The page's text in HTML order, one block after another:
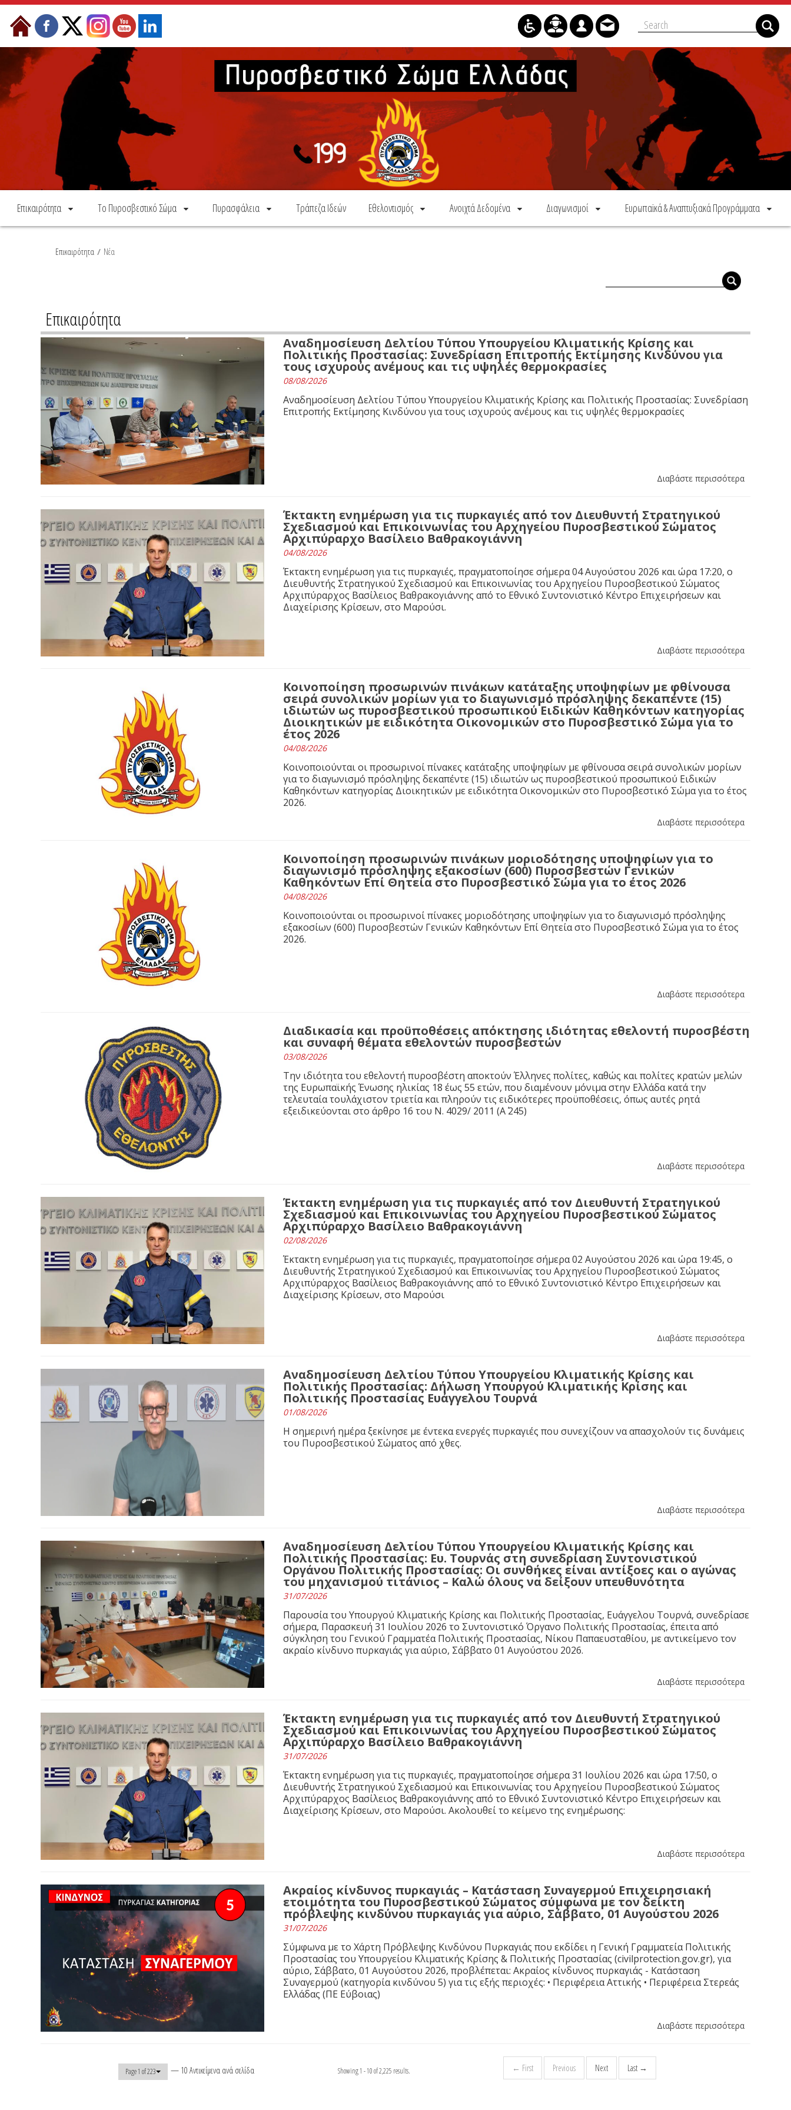
Skip to Content
Επικαιρότητα Το Πυροσβεστικό Σώμα Πυρασφάλεια Τράπεζα Ιδεών Εθελοντισμός Ανοιχτά Δεδομένα Διαγωνισμοί Ευρωπαϊκά & Αναπτυξιακά Προγράμματα
Επικαιρότητα / Νέα
Επικαιρότητα
Αναδημοσίευση Δελτίου Τύπου Υπουργείου Κλιματικής Κρίσης και
Πολιτικής Προστασίας: Συνεδρίαση Επιτροπής Εκτίμησης Κινδύνου για
τους ισχυρούς ανέμους και τις υψηλές θερμοκρασίες
08/08/2026
Αναδημοσίευση Δελτίου Τύπου Υπουργείου Κλιματικής Κρίσης και Πολιτικής Προστασίας: Συνεδρίαση
Επιτροπής Εκτίμησης Κινδύνου για τους ισχυρούς ανέμους και τις υψηλές θερμοκρασίες
Διαβάστε περισσότερα
Έκτακτη ενημέρωση για τις πυρκαγιές από τον Διευθυντή Στρατηγικού
Σχεδιασμού και Επικοινωνίας του Αρχηγείου Πυροσβεστικού Σώματος
Αρχιπύραρχο Βασίλειο Βαθρακογιάννη
04/08/2026
Έκτακτη ενημέρωση για τις πυρκαγιές, πραγματοποίησε σήμερα 04 Αυγούστου 2026 και ώρα 17:20, ο
Διευθυντής Στρατηγικού Σχεδιασμού και Επικοινωνίας του Αρχηγείου Πυροσβεστικού Σώματος
Αρχιπύραρχος Βασίλειος Βαθρακογιάννης από το Εθνικό Συντονιστικό Κέντρο Επιχειρήσεων και
Διαχείρισης Κρίσεων, στο Μαρούσι.
Διαβάστε περισσότερα
Κοινοποίηση προσωρινών πινάκων κατάταξης υποψηφίων με φθίνουσα
σειρά συνολικών μορίων για το διαγωνισμό πρόσληψης δεκαπέντε (15)
ιδιωτών ως πυροσβεστικού προσωπικού Ειδικών Καθηκόντων κατηγορίας
Διοικητικών με ειδικότητα Οικονομικών στο Πυροσβεστικό Σώμα για το
έτος 2026
04/08/2026
Κοινοποιούνται οι προσωρινοί πίνακες κατάταξης υποψηφίων με φθίνουσα σειρά συνολικών μορίων
για το διαγωνισμό πρόσληψης δεκαπέντε (15) ιδιωτών ως πυροσβεστικού προσωπικού Ειδικών
Καθηκόντων κατηγορίας Διοικητικών με ειδικότητα Οικονομικών στο Πυροσβεστικό Σώμα για το έτος
2026.
Διαβάστε περισσότερα
Κοινοποίηση προσωρινών πινάκων μοριοδότησης υποψηφίων για το
διαγωνισμό πρόσληψης εξακοσίων (600) Πυροσβεστών Γενικών
Καθηκόντων Επί Θητεία στο Πυροσβεστικό Σώμα για το έτος 2026
04/08/2026
Κοινοποιούνται οι προσωρινοί πίνακες μοριοδότησης υποψηφίων για το διαγωνισμό πρόσληψης
εξακοσίων (600) Πυροσβεστών Γενικών Καθηκόντων Επί Θητεία στο Πυροσβεστικό Σώμα για το έτος
2026.
Διαβάστε περισσότερα
Διαδικασία και προϋποθέσεις απόκτησης ιδιότητας εθελοντή πυροσβέστη
και συναφή θέματα εθελοντών πυροσβεστών
03/08/2026
Την ιδιότητα του εθελοντή πυροσβέστη αποκτούν Έλληνες πολίτες, καθώς και πολίτες κρατών μελών
της Ευρωπαϊκής Ένωσης ηλικίας 18 έως 55 ετών, που διαμένουν μόνιμα στην Ελλάδα κατά την
τελευταία τουλάχιστον τριετία και πληρούν τις ειδικότερες προϋποθέσεις, όπως αυτές ρητά
εξειδικεύονται στο άρθρο 16 του N. 4029/ 2011 (Α΄ 245)
Διαβάστε περισσότερα
Έκτακτη ενημέρωση για τις πυρκαγιές από τον Διευθυντή Στρατηγικού
Σχεδιασμού και Επικοινωνίας του Αρχηγείου Πυροσβεστικού Σώματος
Αρχιπύραρχο Βασίλειο Βαθρακογιάννη
02/08/2026
Έκτακτη ενημέρωση για τις πυρκαγιές, πραγματοποίησε σήμερα 02 Αυγούστου 2026 και ώρα 19:45, ο
Διευθυντής Στρατηγικού Σχεδιασμού και Επικοινωνίας του Αρχηγείου Πυροσβεστικού Σώματος
Αρχιπύραρχος Βασίλειος Βαθρακογιάννης από το Εθνικό Συντονιστικό Κέντρο Επιχειρήσεων και
Διαχείρισης Κρίσεων, στο Μαρούσι
Διαβάστε περισσότερα
Αναδημοσίευση Δελτίου Τύπου Υπουργείου Κλιματικής Κρίσης και
Πολιτικής Προστασίας: Δήλωση Υπουργού Κλιματικής Κρίσης και
Πολιτικής Προστασίας Ευάγγελου Τουρνά
01/08/2026
Η σημερινή ημέρα ξεκίνησε με έντεκα ενεργές πυρκαγιές που συνεχίζουν να απασχολούν τις δυνάμεις
του Πυροσβεστικού Σώματος από χθες.
Διαβάστε περισσότερα
Αναδημοσίευση Δελτίου Τύπου Υπουργείου Κλιματικής Κρίσης και
Πολιτικής Προστασίας: Ευ. Τουρνάς στη συνεδρίαση Συντονιστικού
Οργάνου Πολιτικής Προστασίας: Οι συνθήκες είναι αντίξοες και ο αγώνας
του μηχανισμού τιτάνιος – Καλώ όλους να δείξουν υπευθυνότητα
31/07/2026
Παρουσία του Υπουργού Κλιματικής Κρίσης και Πολιτικής Προστασίας, Ευάγγελου Τουρνά, συνεδρίασε
σήμερα, Παρασκευή 31 Ιουλίου 2026 το Συντονιστικό Όργανο Πολιτικής Προστασίας, έπειτα από
σύγκληση του Γενικού Γραμματέα Πολιτικής Προστασίας, Νίκου Παπαευσταθίου, με αντικείμενο τον
ακραίο κίνδυνο πυρκαγιάς για αύριο, Σάββατο 01 Αυγούστου 2026.
Διαβάστε περισσότερα
Έκτακτη ενημέρωση για τις πυρκαγιές από τον Διευθυντή Στρατηγικού
Σχεδιασμού και Επικοινωνίας του Αρχηγείου Πυροσβεστικού Σώματος
Αρχιπύραρχο Βασίλειο Βαθρακογιάννη
31/07/2026
Έκτακτη ενημέρωση για τις πυρκαγιές, πραγματοποίησε σήμερα 31 Ιουλίου 2026 και ώρα 17:50, ο
Διευθυντής Στρατηγικού Σχεδιασμού και Επικοινωνίας του Αρχηγείου Πυροσβεστικού Σώματος
Αρχιπύραρχος Βασίλειος Βαθρακογιάννης από το Εθνικό Συντονιστικό Κέντρο Επιχειρήσεων και
Διαχείρισης Κρίσεων, στο Μαρούσι. Ακολουθεί το κείμενο της ενημέρωσης:
Διαβάστε περισσότερα
Ακραίος κίνδυνος πυρκαγιάς – Κατάσταση Συναγερμού Επιχειρησιακή
ετοιμότητα του Πυροσβεστικού Σώματος σύμφωνα με τον δείκτη
πρόβλεψης κινδύνου πυρκαγιάς για αύριο, Σάββατο, 01 Αυγούστου 2026
31/07/2026
Σύμφωνα με το Χάρτη Πρόβλεψης Κινδύνου Πυρκαγιάς που εκδίδει η Γενική Γραμματεία Πολιτικής
Προστασίας του Υπουργείου Κλιματικής Κρίσης & Πολιτικής Προστασίας (civilprotection.gov.gr), για
αύριο, Σάββατο, 01 Αυγούστου 2026, προβλέπεται: Ακραίος κίνδυνος πυρκαγιάς - Κατάσταση
Συναγερμού (κατηγορία κινδύνου 5) για τις εξής περιοχές: • Περιφέρεια Αττικής • Περιφέρεια Στερεάς
Ελλάδας (ΠΕ Εύβοιας)
Διαβάστε περισσότερα
Page 1 of 223 — 10 Αντικείμενα ανά σελίδα Showing 1 - 10 of 2,225 results. ← First Previous Next Last →